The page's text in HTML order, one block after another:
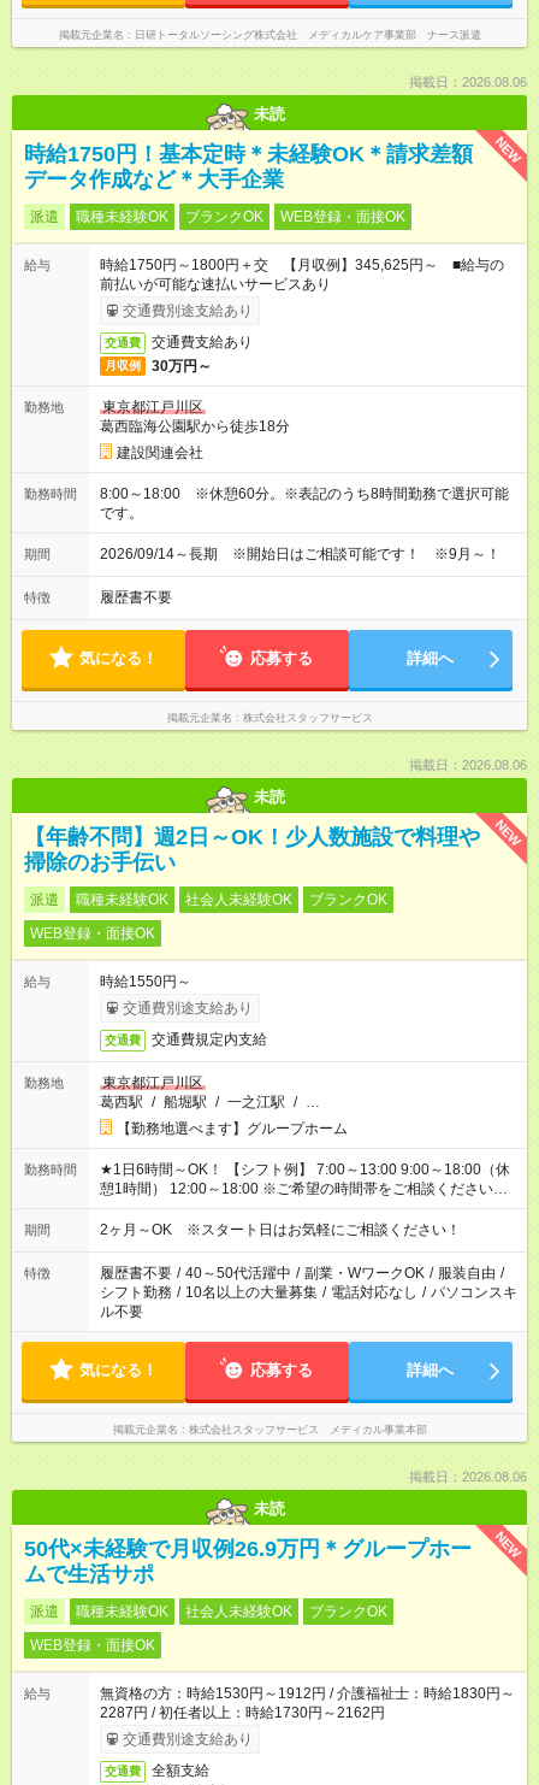
掲載元企業名 日研トータルソーシング株式会社 メディカルケア事業部 ナース派遣
掲載日：2026.08.06
未読
NEW
時給1750円！基本定時＊未経験OK＊請求差額
データ作成など＊大手企業
派遣 職種未経験OK ブランクOK WEB登録・面接OK
給与
時給1750円～1800円＋交 【月収例】345,625円～ ■給与の
前払いが可能な速払いサービスあり
交通費別途支給あり
交通費 交通費支給あり
月収例 30万円～
勤務地
東京都江戸川区
葛西臨海公園駅から徒歩18分
建設関連会社
勤務時間
8:00～18:00 ※休憩60分。※表記のうち8時間勤務で選択可能
です。
期間 2026/09/14～長期 ※開始日はご相談可能です！ ※9月～！
特徴 履歴書不要
気になる！ 応募する 詳細へ
掲載元企業名 株式会社スタッフサービス
掲載日：2026.08.06
未読
NEW
【年齢不問】週2日～OK！少人数施設で料理や
掃除のお手伝い
派遣 職種未経験OK 社会人未経験OK
ブランクOK
WEB登録・面接OK
給与
時給1550円～
交通費別途支給あり
交通費 交通費規定内支給
勤務地
東京都江戸川区
葛西駅 / 船堀駅 / 一之江駅 / …
【勤務地選べます】グループホーム
勤務時間
★1日6時間～OK！ 【シフト例】 7:00～13:00 9:00～18:00（休
憩1時間） 12:00～18:00 ※ご希望の時間帯をご相談ください。
※日勤、夜勤のみ、変則的な勤務等も相談OK！
期間 2ヶ月～OK ※スタート日はお気軽にご相談ください！
特徴 履歴書不要 / 40～50代活躍中 / 副業・WワークOK / 服装自由 /
シフト勤務 / 10名以上の大量募集 / 電話対応なし / パソコンスキ
ル不要
気になる！ 応募する 詳細へ
掲載元企業名 株式会社スタッフサービス メディカル事業本部
掲載日：2026.08.06
未読
NEW
50代×未経験で月収例26.9万円＊グループホー
ムで生活サポ
派遣 職種未経験OK 社会人未経験OK
ブランクOK
WEB登録・面接OK
給与
無資格の方：時給1530円～1912円 / 介護福祉士：時給1830円～
2287円 / 初任者以上：時給1730円～2162円
交通費別途支給あり
交通費 全額支給